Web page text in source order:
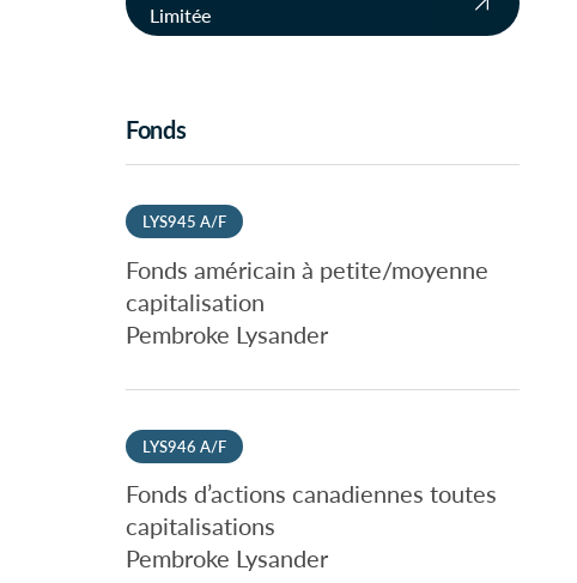
Limitée
Fonds
LYS945 A/F
Fonds américain à petite/moyenne
capitalisation
Pembroke Lysander
LYS946 A/F
Fonds d’actions canadiennes toutes
capitalisations
Pembroke Lysander